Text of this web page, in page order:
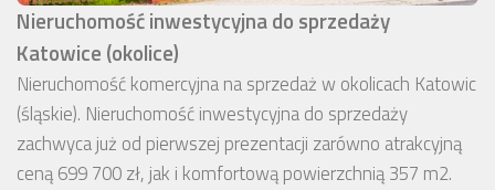
Nieruchomość inwestycyjna do sprzedaży
Katowice (okolice)
Nieruchomość komercyjna na sprzedaż w okolicach Katowic
(śląskie). Nieruchomość inwestycyjna do sprzedaży
zachwyca już od pierwszej prezentacji zarówno atrakcyjną
ceną 699 700 zł, jak i komfortową powierzchnią 357 m2.